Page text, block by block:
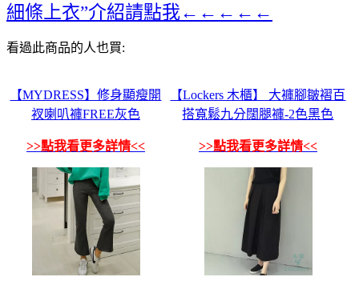
細條上衣”介紹請點我←←←←←
看過此商品的人也買:
【MYDRESS】修身顯瘦開
衩喇叭褲FREE灰色
>>點我看更多詳情<<
【Lockers 木櫃】 大褲腳皺褶百
搭寬鬆九分闊腿褲-2色黑色
>>點我看更多詳情<<